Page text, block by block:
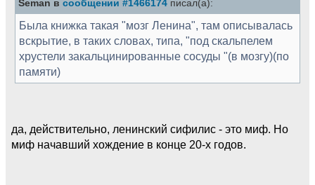
Seman в сообщении #1466174 писал(а):
Была книжка такая "мозг Ленина", там описывалась
вскрытие, в таких словах, типа, "под скальпелем
хрустели закальцинированные сосуды "(в мозгу)(по
памяти)
да, действительно, ленинский сифилис - это миф. Но
миф начавший хождение в конце 20-х годов.